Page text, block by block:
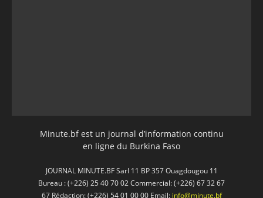
Minute.bf est un journal d’information continu
en ligne du Burkina Faso
JOURNAL MINUTE.BF Sarl 11 BP 357 Ouagdougou 11
Bureau : (+226) 25 40 70 02 Commercial: (+226) 67 32 67
67 Rédaction: (+226) 54 01 00 00 Email: info@minute.bf